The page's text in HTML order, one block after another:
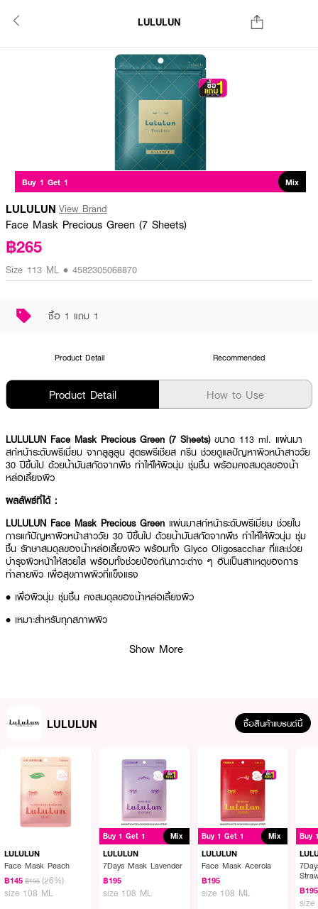
LULULUN
Buy 1 Get 1 Mix
LULULUN View Brand
Face Mask Precious Green (7 Sheets)
฿265
Size 113 ML • 4582305068870
ซื้อ 1 แถม 1
Product Detail Recommended
Product Detail How to Use
LULULUN Face Mask Precious Green (7 Sheets) ขนาด 113 ml. แผ่นมา
สก์หน้าระดับพรีเมี่ยม จากลูลูลูน สูตรพรีเชียส กรีน ช่วยดูแลปัญหาผิวหน้าสาววัย
30 ปีขึ้นไป ด้วยน้ำมันสกัดจากพืช ทำให้ให้ผิวนุ่ม ชุ่มชื้น พร้อมคงสมดุลของน้ำ
หล่อเลี้ยงผิว
ผลลัพธ์ที่ได้ :
LULULUN Face Mask Precious Green แผ่นมาสก์หน้าระดับพรีเมี่ยม ช่วยใน
การแก้ปัญหาผิวหน้าสาววัย 30 ปีขึ้นไป ด้วยน้ำมันสกัดจากพืช ทำให้ให้ผิวนุ่ม ชุ่ม
ชื้น รักษาสมดุลของน้ำหล่อเลี้ยงผิว พร้อมทั้ง Glyco Oligosacchar ที่และช่วย
บำรุงผิวหน้าให้สวยใส พร้อมทั้งช่วยป้องกันภาวะต่าง ๆ อันเป็นสาเหตุของการ
ทำลายผิว เพื่อสุขภาพผิวที่แข็งแรง
• เพื่อผิวนุ่ม ชุ่มชื้น คงสมดุลของน้ำหล่อเลี้ยงผิว
• เหมาะสำหรับทุกสภาพผิว
LULULUN Face Mask
Precious Greenบนใบหน้า ทิ้งไว้ประมาณ 10-15 นาที แล้วดึงแผ่นมาสก์ออก
สามารถนำแผ่นมาสก์มาซับที่หน้า หรือคอ เพื่อให้ Essence ที่เหลือบำรุงผิวได้นาน
Show More
LULULUN ซื้อสินค้าแบรนด์นี้
LULULUN
Face Mask Peach
฿145 ฿195 (26%)
size 108 ML
Buy 1 Get 1 Mix
LULULUN
7Days Mask Lavender
฿195
size 108 ML
Buy 1 Get 1 Mix
LULULUN
Face Mask Acerola
฿195
size 108 ML
Buy
฿195
size